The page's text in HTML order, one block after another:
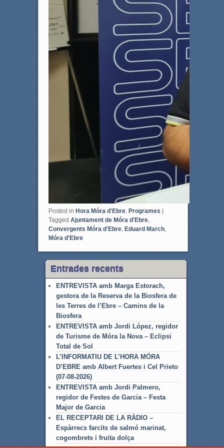
Posted in Hora Móra d'Ebre, Programes
Tagged Ajuntament de Móra d'Ebre,
Convergents Móra d'Ebre, Eduard March,
Móra d'Ebre
Entrades recents
ENTREVISTA amb Marga Estorach,
gestora de la Reserva de la Biosfera de
les Terres de l’Ebre – Camins de la
Biosfera
ENTREVISTA amb Jordi López, regidor
de Turisme de Móra la Nova – Eclipsi
Total de Sol
L’INFORMATIU DE L’HORA MÓRA
D’EBRE amb Albert Fuertes i Cel Prieto
(07-08-2026)
ENTREVISTA amb Jordi Palmero,
regidor de Festes de Garcia – Festa
Major de Garcia
EL RECEPTARI DE LA RÀDIO –
Espàrrecs farcits de salmó marinat,
cogombrets i fruita dolça